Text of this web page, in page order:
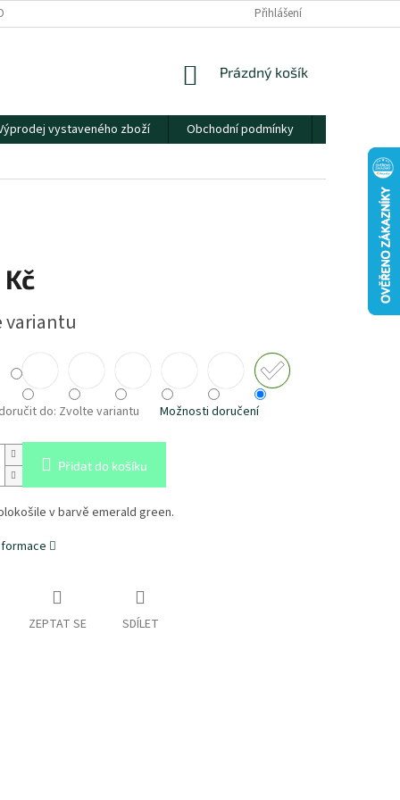
ÚDAJŮ Přihlášení
NÁKUPNÍ
Prázdný košík
vystaveného zboží Obchodní podmínky
variantu
do: Zvolte variantu Možnosti doručení
Přidat do košíku
v barvě emerald green.
ZEPTAT SE SDÍLET